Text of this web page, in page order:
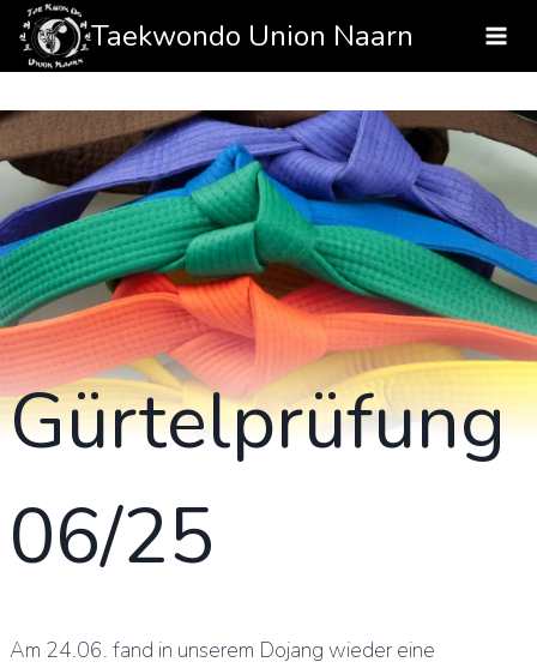
Zum
Inhalt
Taekwondo Union Naarn
Gürtelprüfung
06/25
Am 24.06. fand in unserem Dojang wieder eine